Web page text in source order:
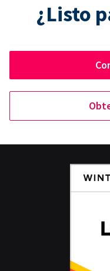
¿Listo